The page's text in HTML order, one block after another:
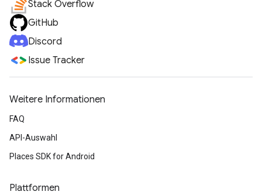
Stack Overflow
GitHub
Discord
Issue Tracker
Weitere Informationen
FAQ
API-Auswahl
Places SDK for Android
Plattformen